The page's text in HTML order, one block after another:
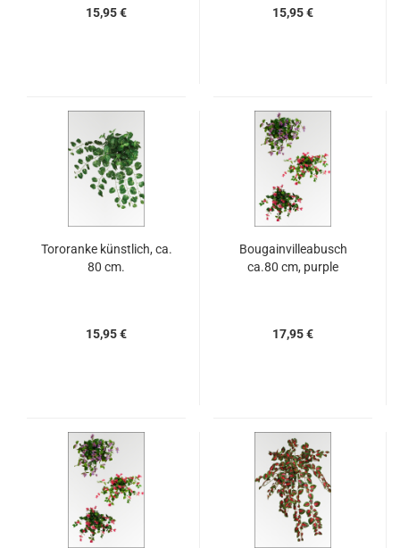
15,95 € 15,95 €
Tororanke künstlich, ca.
80 cm.
15,95 €
Bougainvilleabusch
ca.80 cm, purple
17,95 €